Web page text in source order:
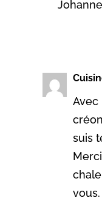
Avec
suis
vous.